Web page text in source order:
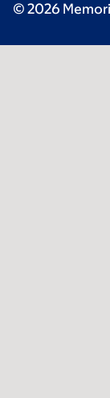
© 2026